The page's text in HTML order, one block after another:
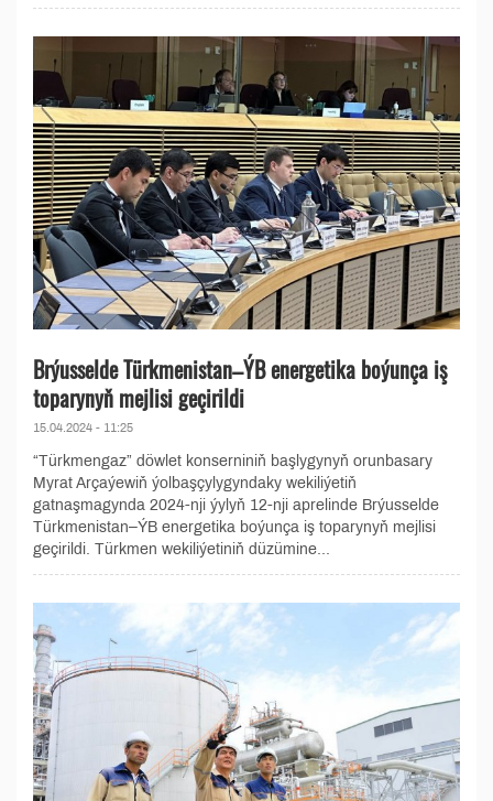
Brýusselde Türkmenistan–ÝB energetika boýunça iş
toparynyň mejlisi geçirildi
15.04.2024 - 11:25
“Türkmengaz” döwlet konserniniň başlygynyň orunbasary
Myrat Arçaýewiň ýolbaşçylygyndaky wekiliýetiň
gatnaşmagynda 2024-nji ýylyň 12-nji aprelinde Brýusselde
Türkmenistan–ÝB energetika boýunça iş toparynyň mejlisi
geçirildi. Türkmen wekiliýetiniň düzümine...